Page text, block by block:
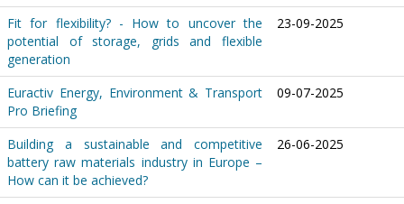
Fit for flexibility? - How to uncover the
potential of storage, grids and flexible
generation
23-09-2025
Euractiv Energy, Environment & Transport
Pro Briefing
09-07-2025
Building a sustainable and competitive
battery raw materials industry in Europe –
How can it be achieved?
26-06-2025